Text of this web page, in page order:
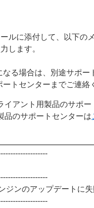
ルに添付して、以下の
します。
る場合は、別途サポー
ートセンターまでご連絡
イアント用製品のサポー
品のサポートセンターは
ジンのアップデートに